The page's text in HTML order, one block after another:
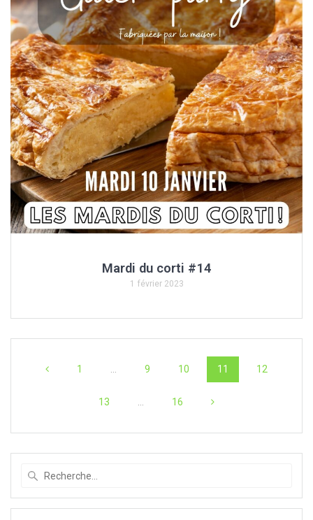
Mardi du corti #14
1 février 2023
des
articles
Page
1 … Page
9 Page
10 Page
11 Page
12
Page
13 … Page
16
: